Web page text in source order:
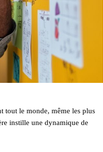
tout le monde, même les plus
instille une dynamique de